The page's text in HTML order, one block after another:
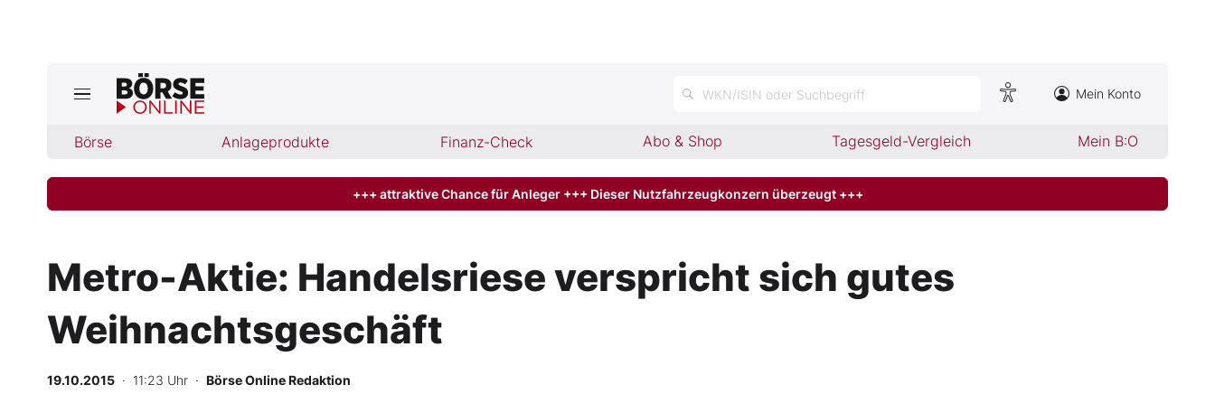
WKN/ISIN oder Suchbegriff Mein Konto
Börse Anlageprodukte Finanz-Check Abo & Shop Tagesgeld-Vergleich Mein B:O
Jetzt aktuelle Ausgabe BÖRSE ONLINE lesen
Finanz-Check
Abo & Shop
BO-Musterdepots
+++ attraktive Chance für Anleger +++ Dieser Nutzfahrzeugkonzern überzeugt +++
Metro-Aktie: Handelsriese verspricht sich gutes
Weihnachtsgeschäft
19.10.2015 · 11:23 Uhr · Börse Online Redaktion